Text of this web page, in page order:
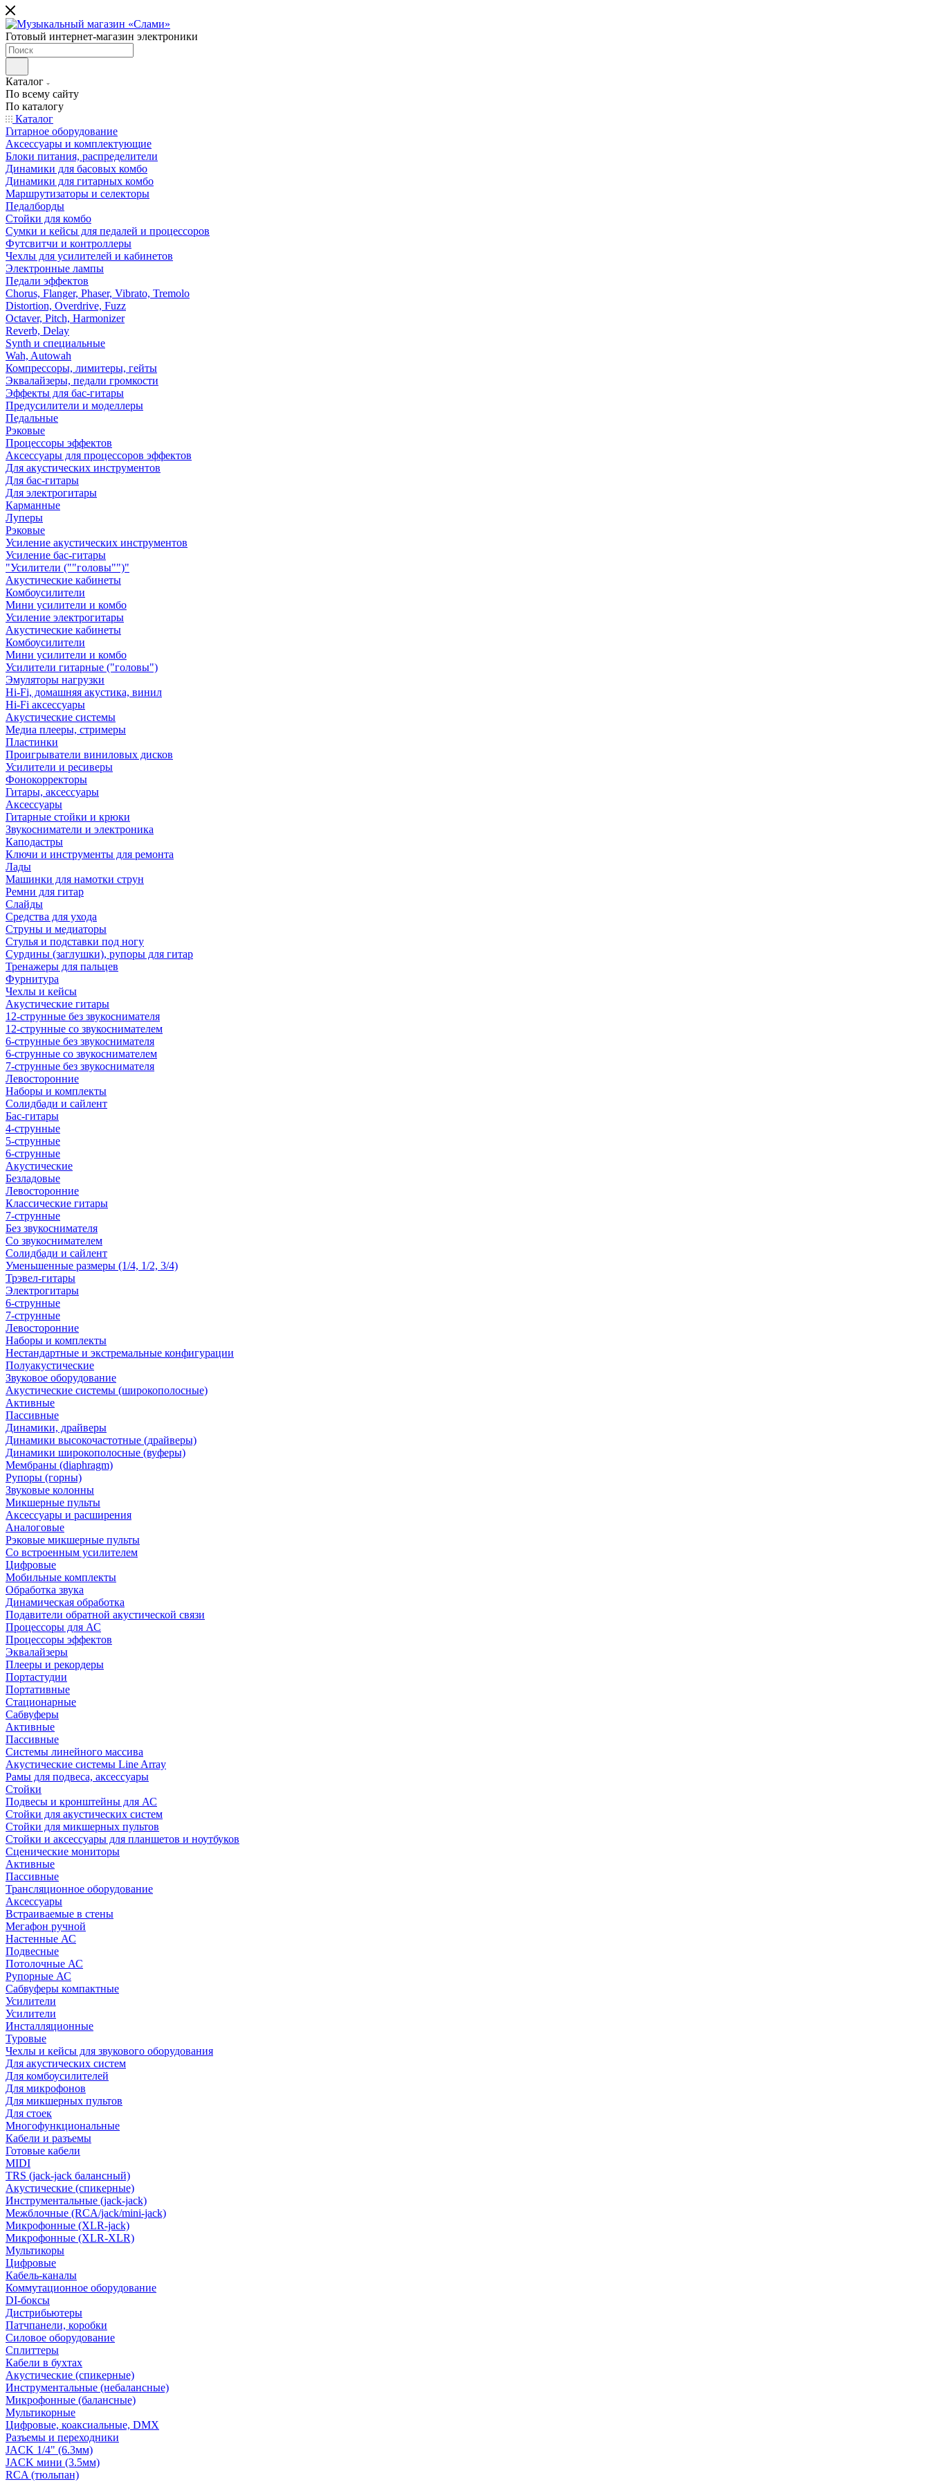
Готовый интернет-магазин электроники
Каталог
По всему сайту
По каталогу
Каталог
Гитарное оборудование
Аксессуары и комплектующие
Блоки питания, распределители
Динамики для басовых комбо
Динамики для гитарных комбо
Маршрутизаторы и селекторы
Педалборды
Стойки для комбо
Сумки и кейсы для педалей и процессоров
Футсвитчи и контроллеры
Чехлы для усилителей и кабинетов
Электронные лампы
Педали эффектов
Chorus, Flanger, Phaser, Vibrato, Tremolo
Distortion, Overdrive, Fuzz
Octaver, Pitch, Harmonizer
Reverb, Delay
Synth и специальные
Wah, Autowah
Компрессоры, лимитеры, гейты
Эквалайзеры, педали громкости
Эффекты для бас-гитары
Предусилители и моделлеры
Педальные
Рэковые
Процессоры эффектов
Аксессуары для процессоров эффектов
Для акустических инструментов
Для бас-гитары
Для электрогитары
Карманные
Луперы
Рэковые
Усиление акустических инструментов
Усиление бас-гитары
"Усилители (""головы"")"
Акустические кабинеты
Комбоусилители
Мини усилители и комбо
Усиление электрогитары
Акустические кабинеты
Комбоусилители
Мини усилители и комбо
Усилители гитарные ("головы")
Эмуляторы нагрузки
Hi-Fi, домашняя акустика, винил
Hi-Fi аксессуары
Акустические системы
Медиа плееры, стримеры
Пластинки
Проигрыватели виниловых дисков
Усилители и ресиверы
Фонокорректоры
Гитары, аксессуары
Аксессуары
Гитарные стойки и крюки
Звукосниматели и электроника
Каподастры
Ключи и инструменты для ремонта
Лады
Машинки для намотки струн
Ремни для гитар
Слайды
Средства для ухода
Струны и медиаторы
Стулья и подставки под ногу
Сурдины (заглушки), рупоры для гитар
Тренажеры для пальцев
Фурнитура
Чехлы и кейсы
Акустические гитары
12-струнные без звукоснимателя
12-струнные со звукоснимателем
6-струнные без звукоснимателя
6-струнные со звукоснимателем
7-струнные без звукоснимателя
Левосторонние
Наборы и комплекты
Солидбади и сайлент
Бас-гитары
4-струнные
5-струнные
6-струнные
Акустические
Безладовые
Левосторонние
Классические гитары
7-струнные
Без звукоснимателя
Со звукоснимателем
Солидбади и сайлент
Уменьшенные размеры (1/4, 1/2, 3/4)
Трэвел-гитары
Электрогитары
6-струнные
7-струнные
Левосторонние
Наборы и комплекты
Нестандартные и экстремальные конфигурации
Полуакустические
Звуковое оборудование
Акустические системы (широкополосные)
Активные
Пассивные
Динамики, драйверы
Динамики высокочастотные (драйверы)
Динамики широкополосные (вуферы)
Мембраны (diaphragm)
Рупоры (горны)
Звуковые колонны
Микшерные пульты
Аксессуары и расширения
Аналоговые
Рэковые микшерные пульты
Со встроенным усилителем
Цифровые
Мобильные комплекты
Обработка звука
Динамическая обработка
Подавители обратной акустической связи
Процессоры для АС
Процессоры эффектов
Эквалайзеры
Плееры и рекордеры
Портастудии
Портативные
Стационарные
Сабвуферы
Активные
Пассивные
Системы линейного массива
Акустические системы Line Array
Рамы для подвеса, аксессуары
Стойки
Подвесы и кронштейны для АС
Стойки для акустических систем
Стойки для микшерных пультов
Стойки и аксессуары для планшетов и ноутбуков
Сценические мониторы
Активные
Пассивные
Трансляционное оборудование
Аксессуары
Встраиваемые в стены
Мегафон ручной
Настенные АС
Подвесные
Потолочные АС
Рупорные АС
Сабвуферы компактные
Усилители
Усилители
Инсталляционные
Туровые
Чехлы и кейсы для звукового оборудования
Для акустических систем
Для комбоусилителей
Для микрофонов
Для микшерных пультов
Для стоек
Многофункциональные
Кабели и разъемы
Готовые кабели
MIDI
TRS (jack-jack балансный)
Акустические (спикерные)
Инструментальные (jack-jack)
Межблочные (RCA/jack/mini-jack)
Микрофонные (XLR-jack)
Микрофонные (XLR-XLR)
Мультикоры
Цифровые
Кабель-каналы
Коммутационное оборудование
DI-боксы
Дистрибьютеры
Патчпанели, коробки
Силовое оборудование
Сплиттеры
Кабели в бухтах
Акустические (спикерные)
Инструментальные (небалансные)
Микрофонные (балансные)
Мультикорные
Цифровые, коаксиальные, DMX
Разъемы и переходники
JACK 1/4" (6.3мм)
JACK мини (3.5мм)
RCA (тюльпан)